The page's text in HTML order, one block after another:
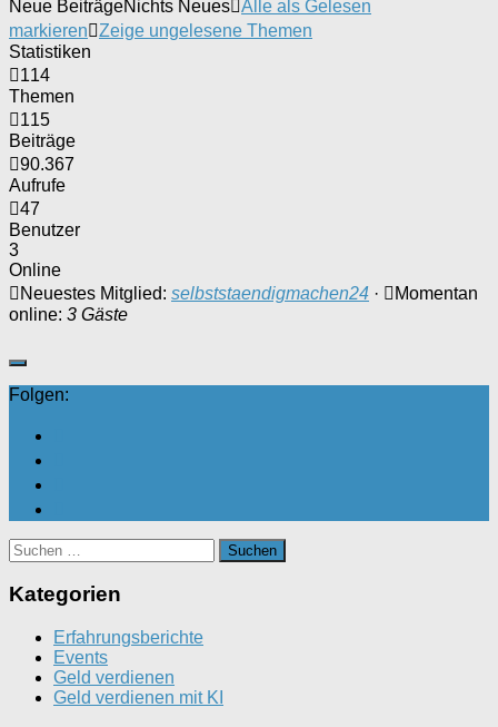
Neue BeiträgeNichts Neues Alle als Gelesen
markieren
Zeige ungelesene Themen
Statistiken
114
Themen
115
Beiträge
90.367
Aufrufe
47
Benutzer
3
Online
Neuestes Mitglied: selbststaendigmachen24 ·
Momentan
online: 3 Gäste
Folgen:
Suchen
nach:
Kategorien
Erfahrungsberichte
Events
Geld verdienen
Geld verdienen mit KI